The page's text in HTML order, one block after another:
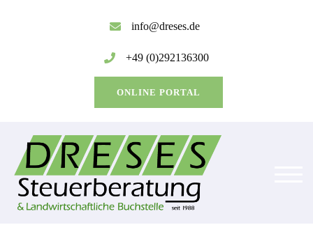
info@dreses.de
+49 (0)292136300
ONLINE PORTAL